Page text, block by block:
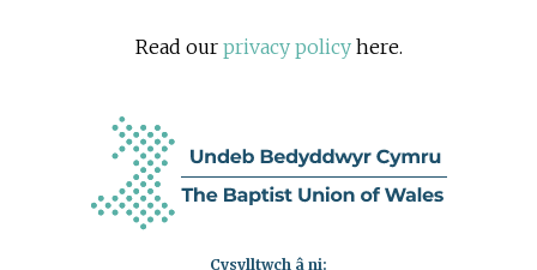
Read our privacy policyhere.
Cysylltwch â ni: